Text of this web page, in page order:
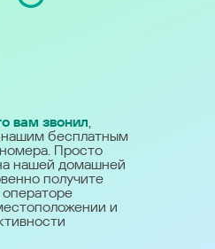
вам звонил,
нашим бесплатным
Просто
нашей домашней
получите
и